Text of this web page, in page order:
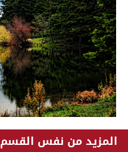
المزيد من نفس القسم